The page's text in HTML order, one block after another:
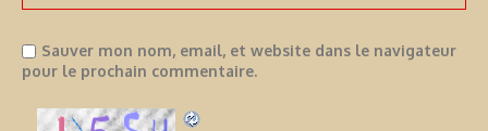
Sauver mon nom, email, et website dans le navigateur
pour le prochain commentaire.